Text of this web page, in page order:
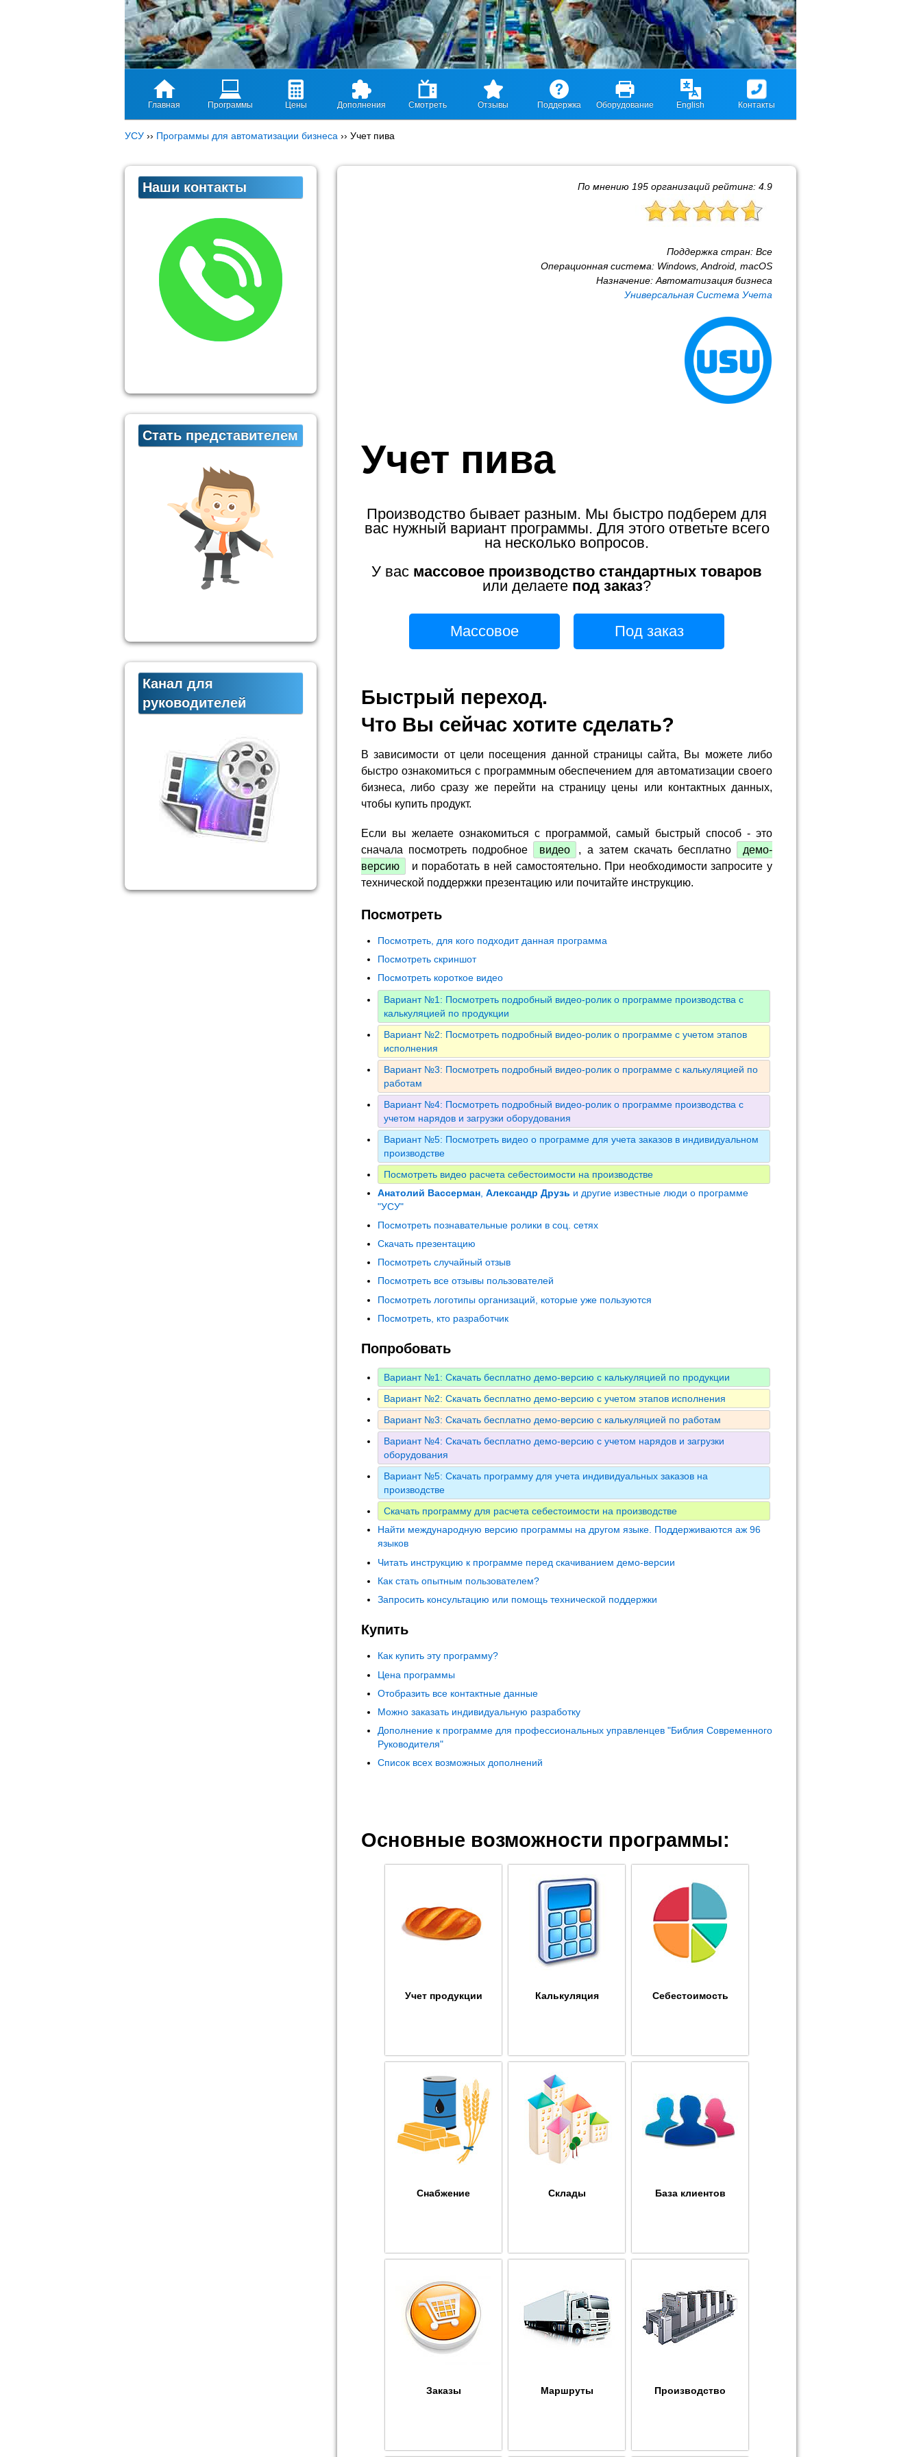
Главная Программы Цены Дополнения Смотреть Отзывы Поддержка Оборудование English Контакты
УСУ ›› Программы для автоматизации бизнеса ›› Учет пива
По мнению 195 организаций рейтинг: 4.9
Поддержка стран: Все
Операционная система: Windows, Android, macOS
Назначение: Автоматизация бизнеса
Универсальная Система Учета
Учет пива
Производство бывает разным. Мы быстро подберем для
вас нужный вариант программы. Для этого ответьте всего
на несколько вопросов.
У вас массовое производство стандартных товаров
или делаете под заказ?
Массовое Под заказ
Быстрый переход.
Что Вы сейчас хотите сделать?
В зависимости от цели посещения данной страницы сайта, Вы можете либо
быстро ознакомиться с программным обеспечением для автоматизации своего
бизнеса, либо сразу же перейти на страницу цены или контактных данных,
чтобы купить продукт.
Если вы желаете ознакомиться с программой, самый быстрый способ - это
сначала посмотреть подробное
видео , а затем скачать бесплатно
демо-
версию
и поработать в ней самостоятельно. При необходимости запросите у
технической поддержки презентацию или почитайте инструкцию.
Посмотреть
Посмотреть, для кого подходит данная программа
Посмотреть скриншот
Посмотреть короткое видео
Вариант №1: Посмотреть подробный видео-ролик о программе производства с
калькуляцией по продукции
Вариант №2: Посмотреть подробный видео-ролик о программе с учетом этапов
исполнения
Вариант №3: Посмотреть подробный видео-ролик о программе с калькуляцией по
работам
Вариант №4: Посмотреть подробный видео-ролик о программе производства с
учетом нарядов и загрузки оборудования
Вариант №5: Посмотреть видео о программе для учета заказов в индивидуальном
производстве
Посмотреть видео расчета себестоимости на производстве
Анатолий Вассерман Александр Друзь и другие известные люди о программе
"УСУ"
Посмотреть познавательные ролики в соц. сетях
Скачать презентацию
Посмотреть случайный отзыв
Посмотреть все отзывы пользователей
Посмотреть логотипы организаций, которые уже пользуются
Посмотреть, кто разработчик
Попробовать
Вариант №1: Скачать бесплатно демо-версию с калькуляцией по продукции
Вариант №2: Скачать бесплатно демо-версию с учетом этапов исполнения
Вариант №3: Скачать бесплатно демо-версию с калькуляцией по работам
Вариант №4: Скачать бесплатно демо-версию с учетом нарядов и загрузки
оборудования
Вариант №5: Скачать программу для учета индивидуальных заказов на
производстве
Скачать программу для расчета себестоимости на производстве
Найти международную версию программы на другом языке. Поддерживаются аж 96
языков
Читать инструкцию к программе перед скачиванием демо-версии
Как стать опытным пользователем?
Запросить консультацию или помощь технической поддержки
Купить
Как купить эту программу?
Цена программы
Отобразить все контактные данные
Можно заказать индивидуальную разработку
Дополнение к программе для профессиональных управленцев "Библия Современного
Руководителя"
Список всех возможных дополнений
Основные возможности программы:
Учет продукции Калькуляция Себестоимость
Снабжение Склады База клиентов
Заказы Маршруты Производство
Наши контакты
Стать представителем
Канал для
руководителей